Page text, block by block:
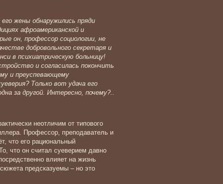
жены обнаружились пряди
афроамериканской и
он, профессор социологии, не
добровольного секретаря и
в психиатрическую больницу!
и согласилась покончить
и преуспевающему
Только вот удача его
за другой. Интересно, почему?..
неотличим от типового
Профессор, преподаватель и
что его рациональный
что он считал суеверием давно
влияет на жизнь
предсказуемы – но это